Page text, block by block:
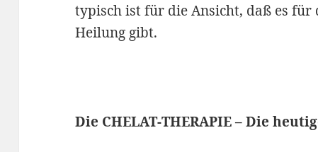
typisch ist für die Ansicht, daß es für
Heilung gibt.
Die CHELAT-THERAPIE – Die